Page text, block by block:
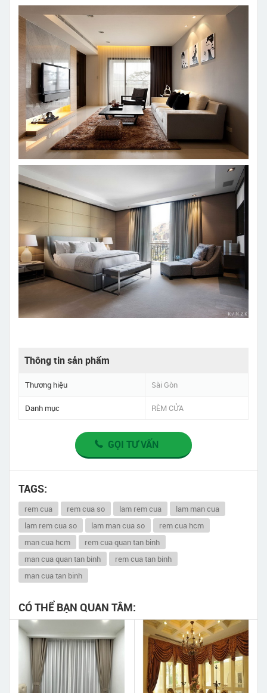
Thông tin sản phẩm
Thương hiệu Sài Gòn
Danh mục RÈM CỬA
GỌI TƯ VẤN
TAGS:
rem cua rem cua so lam rem cua
lam man cua
lam rem cua so
lam man cua so
rem cua hcm
man cua hcm
rem cua quan tan binh
man cua quan tan binh
rem cua tan binh
man cua tan binh
CÓ THỂ BẠN QUAN TÂM: